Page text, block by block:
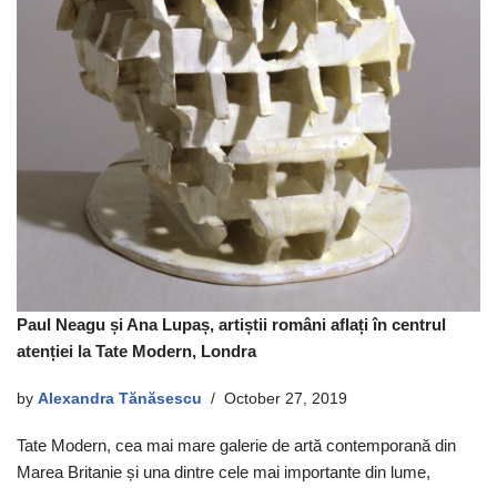
Paul Neagu și Ana Lupaș, artiștii români aflați în centrul
atenției la Tate Modern, Londra
by Alexandra Tănăsescu October 27, 2019
Tate Modern, cea mai mare galerie de artă contemporană din
Marea Britanie și una dintre cele mai importante din lume,